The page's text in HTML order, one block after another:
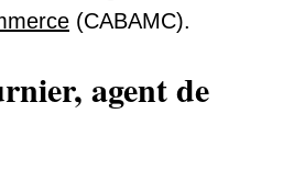
(CABAMC).
agent de